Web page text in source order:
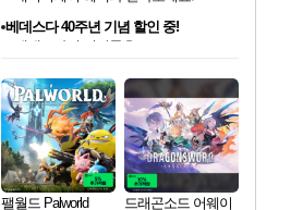
최대 90% 할인가를 만나보세요!
네이버혜택과 함께 만나보세요!
50%할인&추가 적립까지!
네이버 포인트 혜택까지!
이니&베니 혜택까지!
네이버 혜택가와 함께 예약하세요!
할인&네이버혜택으로 만나보세요!
네이버페이 혜택과 만나보세요!
40주년 프로모션으로 만나보세요!
할인가에 만나보세요!
일부 에디션 상시 할인!
혜택으로 예약 판매 중
편안하게 충전하세요
팰월드 Palworld
드래곤소드 어웨이